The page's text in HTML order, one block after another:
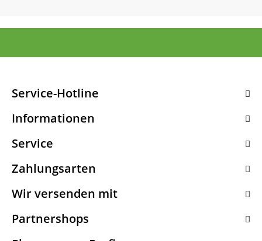
Service-Hotline
Informationen
Service
Zahlungsarten
Wir versenden mit
Partnershops